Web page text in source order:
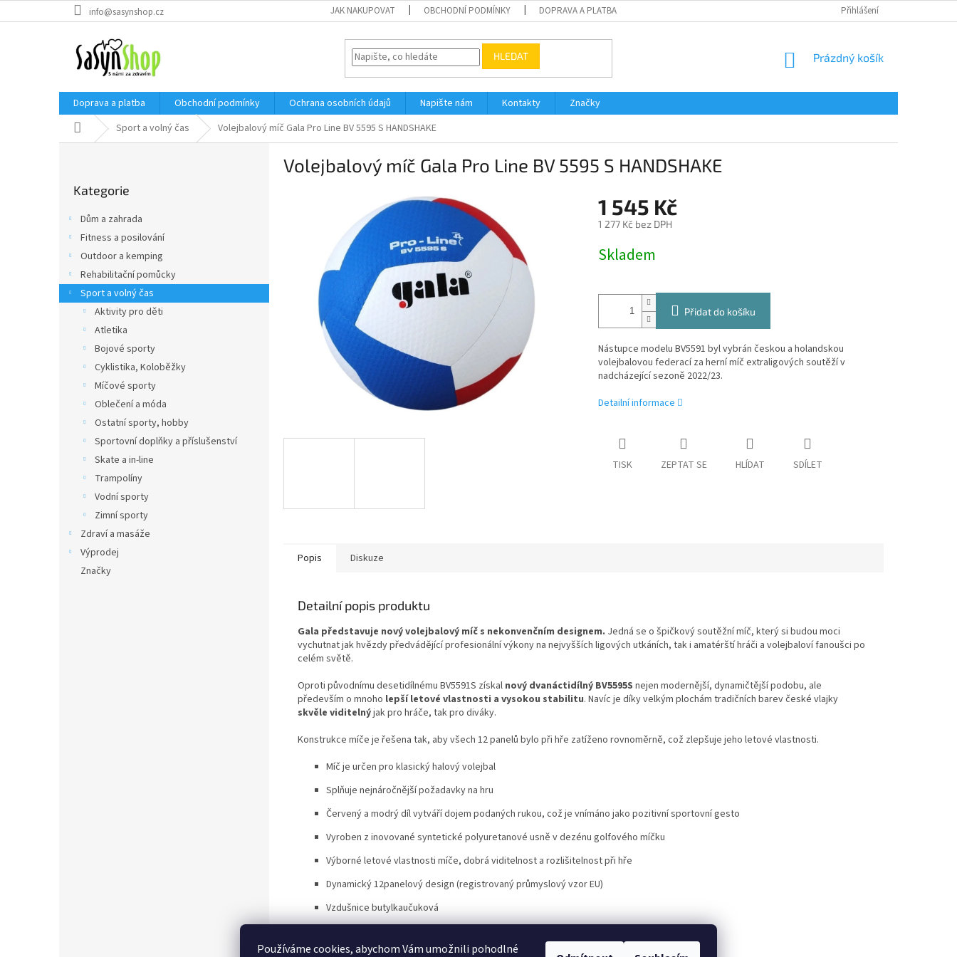
Používáme cookies, abychom Vám umožnili pohodlné
na
info@sasynshop.cz JAK NAKUPOVAT OBCHODNÍ PODMÍNKY DOPRAVA A PLATBA Přihlášení
HLEDAT
NÁKUPNÍ
Prázdný košík
Doprava a platba Obchodní podmínky Ochrana osobních údajů Napište nám Kontakty
Značky
Domů Sport a volný čas Volejbalový míč Gala Pro Line BV 5595 S HANDSHAKE
a
kategorie
Kategorie
Dům a zahrada
Fitness a posilování
Outdoor a kemping
Rehabilitační pomůcky
Sport a volný čas
Aktivity pro děti
Atletika
Bojové sporty
Cyklistika, Koloběžky
Míčové sporty
Oblečení a móda
Ostatní sporty, hobby
Sportovní doplňky a příslušenství
Skate a in-line
Trampolíny
Vodní sporty
Zimní sporty
Zdraví a masáže
Výprodej
Značky
Volejbalový míč Gala Pro Line BV 5595 S HANDSHAKE
1 545 Kč
1 277 Kč bez DPH
cena:
Skladem
Přidat do košíku
Nástupce modelu BV5591 byl vybrán českou a holandskou
volejbalovou federací za herní míč extraligových soutěží v
nadcházející sezoně 2022/23.
Detailní informace
TISK ZEPTAT SE HLÍDAT SDÍLET
Popis Diskuze
Detailní popis produktu
Gala představuje nový volejbalový míč s nekonvenčním designem. Jedná se o špičkový soutěžní míč, který si budou moci
vychutnat jak hvězdy předvádějící profesionální výkony na nejvyšších ligových utkáních, tak i amatérští hráči a volejbaloví fanoušci po
celém světě.
Oproti původnímu desetidílnému BV5591S získal nový dvanáctidílný BV5595S nejen modernější, dynamičtější podobu, ale
především o mnoho lepší letové vlastnosti a vysokou stabilitu. Navíc je díky velkým plochám tradičních barev české vlajky
skvěle viditelnýjak pro hráče, tak pro diváky.
Konstrukce míče je řešena tak, aby všech 12 panelů bylo při hře zatíženo rovnoměrně, což zlepšuje jeho letové vlastnosti.
Míč je určen pro klasický halový volejbal
Splňuje nejnáročnější požadavky na hru
Červený a modrý díl vytváří dojem podaných rukou, což je vnímáno jako pozitivní sportovní gesto
Vyroben z inovované syntetické polyuretanové usně v dezénu golfového míčku
Výborné letové vlastnosti míče, dobrá viditelnost a rozlišitelnost při hře
Dynamický 12panelový design (registrovaný průmyslový vzor EU)
Vzdušnice butylkaučuková